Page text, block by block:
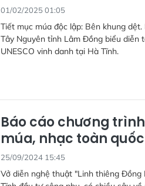
01/02/2025 01:05
Tiết mục múa độc lập: Bên khung
Tây Nguyên tỉnh Lâm Đồng biểu diễn
UNESCO vinh danh tại Hà Tĩnh.
Báo cáo chương
múa, nhạc toàn
25/09/2024 15:45
Vở diễn nghệ thuật "Linh thiêng